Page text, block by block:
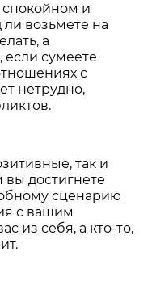
спокойном и
возьмете на
а
сумеете
с
нетрудно,
так и
достигнете
сценарию
с вашим
из себя, а кто-то,